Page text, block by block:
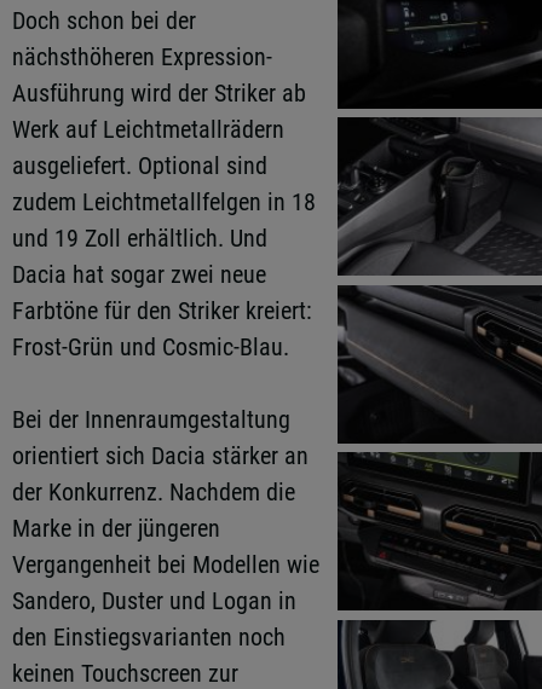
Doch schon bei der
nächsthöheren Expression-
Ausführung wird der Striker ab
Werk auf Leichtmetallrädern
ausgeliefert. Optional sind
zudem Leichtmetallfelgen in 18
und 19 Zoll erhältlich. Und
Dacia hat sogar zwei neue
Farbtöne für den Striker kreiert:
Frost-Grün und Cosmic-Blau.
Bei der Innenraumgestaltung
orientiert sich Dacia stärker an
der Konkurrenz. Nachdem die
Marke in der jüngeren
Vergangenheit bei Modellen wie
Sandero, Duster und Logan in
den Einstiegsvarianten noch
keinen Touchscreen zur